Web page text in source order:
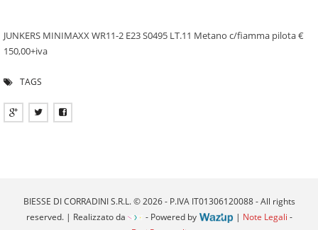
JUNKERS MINIMAXX WR11-2 E23 S0495 LT.11 Metano c/fiamma pilota €
150,00+iva
TAGS
BIESSE DI CORRADINI S.R.L. © 2026 - P.IVA IT01306120088 - All rights
reserved. | Realizzato da
- Powered by | Note Legali -